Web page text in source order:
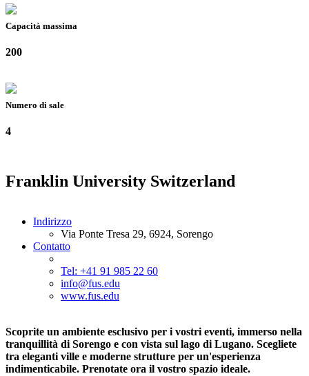
Capacità massima
200
Numero di sale
4
Franklin University Switzerland
Indirizzo
Via Ponte Tresa 29, 6924, Sorengo
Contatto
Tel: +41 91 985 22 60
info@fus.edu
www.fus.edu
Scoprite un ambiente esclusivo per i vostri eventi, immerso nella
tranquillità di Sorengo e con vista sul lago di Lugano. Scegliete
tra eleganti ville e moderne strutture per un'esperienza
indimenticabile. Prenotate ora il vostro spazio ideale.